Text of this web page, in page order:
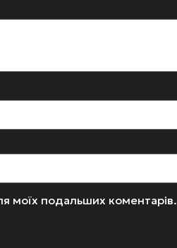
моїх подальших коментарів.